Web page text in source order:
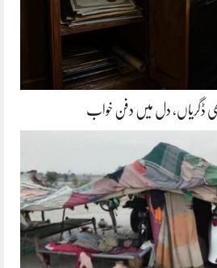
ڈگریاں، دل میں دفن خواب